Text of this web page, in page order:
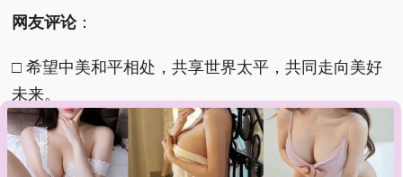
网友评论：
□ 希望中美和平相处，共享世界太平，共同走向美好
未来。
□ 真诚的希望中美关系能正常化，我们虽然是竞争对
手，但绝对不要发展成敌人。